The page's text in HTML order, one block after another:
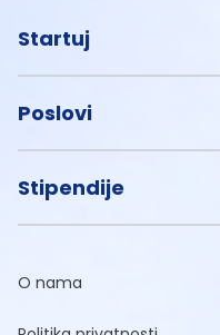
Startuj
Poslovi
Stipendije
O nama